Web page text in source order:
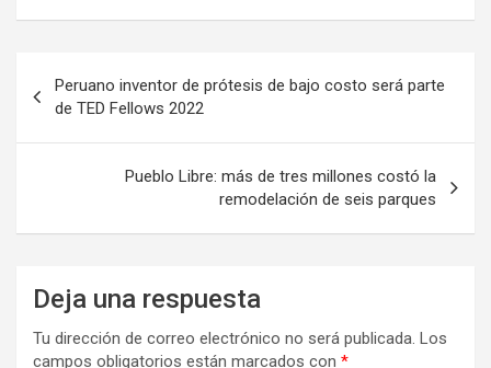
de
entradas
Peruano inventor de prótesis de bajo costo será parte
de TED Fellows 2022
Pueblo Libre: más de tres millones costó la
remodelación de seis parques
Deja una respuesta
Tu dirección de correo electrónico no será publicada. Los
campos obligatorios están marcados con *